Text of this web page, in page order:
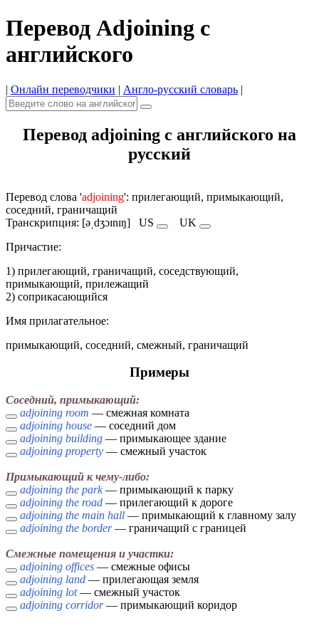
Перевод Adjoining с
английского
| Онлайн переводчики | Англо-русский словарь |
Перевод adjoining с английского на
русский
Перевод слова 'adjoining': прилегающий, примыкающий,
соседний, граничащий
Транскрипция: [əˌdʒɔɪnɪŋ] US
UK
Причастие:
1) прилегающий, граничащий, соседствующий,
примыкающий, прилежащий
2) соприкасающийся
Имя прилагательное:
примыкающий, соседний, смежный, граничащий
Примеры
Соседний, примыкающий:
adjoining room — смежная комната
adjoining house — соседний дом
adjoining building — примыкающее здание
adjoining property — смежный участок
Примыкающий к чему-либо:
adjoining the park— примыкающий к парку
adjoining the road — прилегающий к дороге
adjoining the main hall — примыкающий к главному залу
adjoining the border— граничащий с границей
Смежные помещения и участки:
adjoining offices — смежные офисы
adjoining land — прилегающая земля
adjoining lot— смежный участок
adjoining corridor— примыкающий коридор